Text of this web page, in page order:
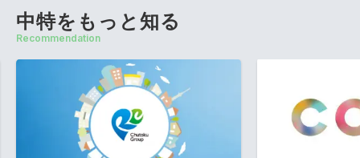
中特をもっと知る
Recommendation